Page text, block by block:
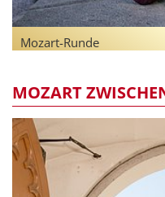
Mozart-Runde
MOZART